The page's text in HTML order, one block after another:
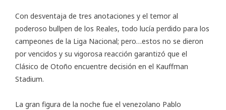
Con desventaja de tres anotaciones y el temor al
poderoso bullpen de los Reales, todo lucía perdido para los
campeones de la Liga Nacional; pero…estos no se dieron
por vencidos y su vigorosa reacción garantizó que el
Clásico de Otoño encuentre decisión en el Kauffman
Stadium.
La gran figura de la noche fue el venezolano Pablo